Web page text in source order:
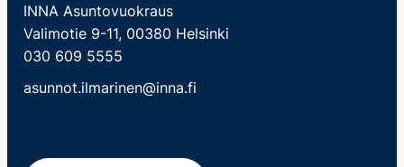
INNA Asuntovuokraus
Valimotie 9-11, 00380 Helsinki
030 609 5555
asunnot.ilmarinen@inna.fi